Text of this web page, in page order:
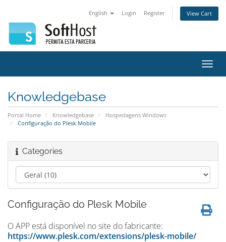
English Login Register View Cart
Knowledgebase
Portal Home Knowledgebase
Hospedagens Windows
Configuração do Plesk Mobile
Categories
Configuração do Plesk Mobile
O APP está disponível no site do fabricante:
https://www.plesk.com/extensions/plesk-mobile/